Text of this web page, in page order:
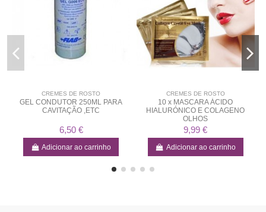
CREMES DE ROSTO
GEL CONDUTOR 250ML PARA
CAVITAÇÃO ,ETC
6,50 €
Adicionar ao carrinho
CREMES DE ROSTO
10 x MASCARA ÁCIDO
HIALURÓNICO E COLAGENO
OLHOS
9,99 €
Adicionar ao carrinho